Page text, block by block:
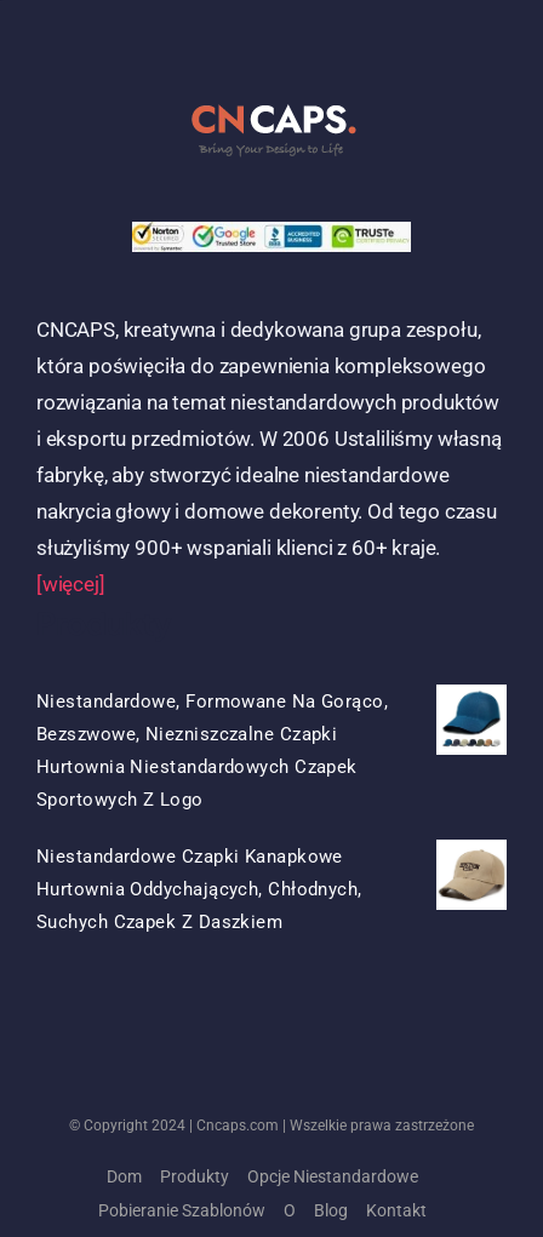
CNCAPS, kreatywna i dedykowana grupa zespołu,
która poświęciła do zapewnienia kompleksowego
rozwiązania na temat niestandardowych produktów
i eksportu przedmiotów. W 2006 Ustaliliśmy własną
fabrykę, aby stworzyć idealne niestandardowe
nakrycia głowy i domowe dekorenty. Od tego czasu
służyliśmy 900+ wspaniali klienci z 60+ kraje.
[więcej]
Niestandardowe, Formowane Na Gorąco,
Bezszwowe, Niezniszczalne Czapki
Hurtownia Niestandardowych Czapek
Sportowych Z Logo
Była:
$15.50.
To:
$7.50.
Niestandardowe Czapki Kanapkowe
Hurtownia Oddychających, Chłodnych,
Suchych Czapek Z DaszkiemOryginalna
Obecna
© Copyright 2024 | Cncaps.com | Wszelkie prawa zastrzeżone
Dom Produkty
Opcje Niestandardowe
Pobieranie Szablonów
O Blog Kontakt